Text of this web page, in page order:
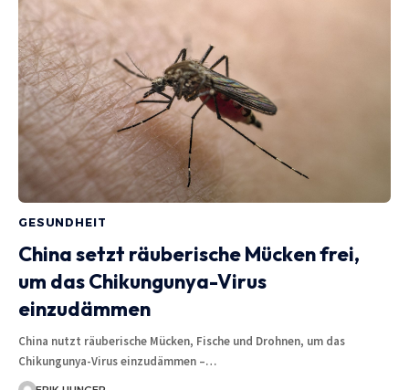
GESUNDHEIT
China setzt räuberische Mücken frei,
um das Chikungunya-Virus
einzudämmen
China nutzt räuberische Mücken, Fische und Drohnen, um das
Chikungunya-Virus einzudämmen –…